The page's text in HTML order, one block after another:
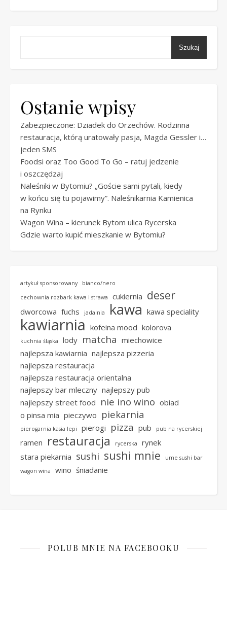
Szukaj
Ostanie wpisy
Zabezpieczone: Dziadek do Orzechów. Rodzinna
restauracja, którą uratowały pasja, Magda Gessler i…
jeden SMS
Foodsi oraz Too Good To Go – ratuj jedzenie
i oszczędzaj
Naleśniki w Bytomiu? „Goście sami pytali, kiedy
w końcu się tu pojawimy”. Naleśnikarnia Kamienica
na Rynku
Wagon Wina – kierunek Bytom ulica Rycerska
Gdzie warto kupić mieszkanie w Bytomiu?
artykuł sponsorowany
bianco/nero
cechownia rozbark kawa i strawa
cukiernia deser
dworcowa fuchs jadalnia kawa kawa speciality
kawiarnia kofeina mood kolorova
kuchnia śląska lody matcha miechowice
najlepsza kawiarnia najlepsza pizzeria
najlepsza restauracja
najlepsza restauracja orientalna
najlepszy bar mleczny najlepszy pub
najlepszy street food nie ino wino obiad
o pinsa mia pieczywo piekarnia
pierogarnia kasia lepi pierogi pizza pub pub na rycerskiej
ramen restauracja rycerska
rynek
stara piekarnia sushi sushi mnie
ume sushi bar
wagon wina
wino śniadanie
POLUB MNIE NA FACEBOOKU